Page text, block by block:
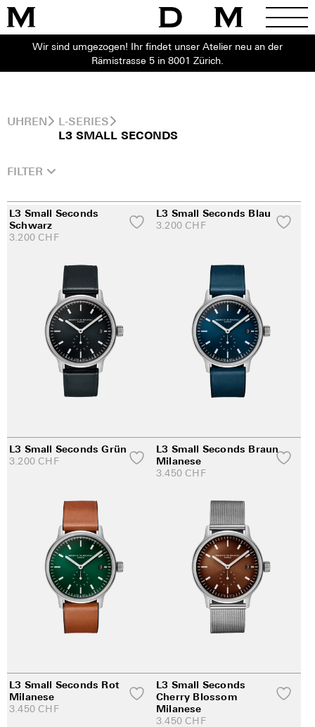
Wir sind umgezogen! Ihr findet unser Atelier neu an der
Rämistrasse 5 in 8001 Zürich.
UHREN L‑SERIES
L3 SMALL SECONDS
FILTER
L3 Small Seconds
Schwarz
3.200 CHF
L3 Small Seconds Blau
3.200 CHF
L3 Small Seconds Grün
3.200 CHF
L3 Small Seconds Braun
Milanese
3.450 CHF
L3 Small Seconds Rot
Milanese
3.450 CHF
L3 Small Seconds
Cherry Blossom
Milanese
3.450 CHF